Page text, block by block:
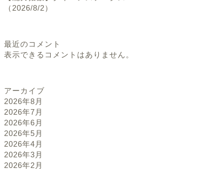
（2026/8/2）
最近のコメント
表示できるコメントはありません。
アーカイブ
2026年8月
2026年7月
2026年6月
2026年5月
2026年4月
2026年3月
2026年2月